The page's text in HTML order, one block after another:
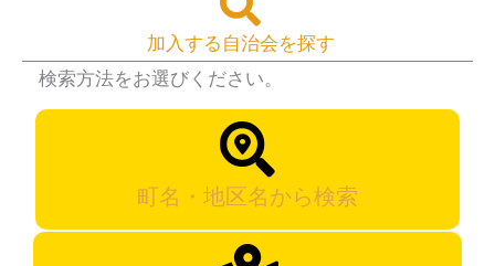
加入する自治会を探す
検索方法をお選びください。
町名・地区名から検索